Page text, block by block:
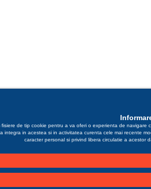
fisiere de tip cookie pentru a va oferi o experienta de navigare
integra in acestea si in activitatea curenta cele mai recente
caracter personal si privind libera circulatie a acestor